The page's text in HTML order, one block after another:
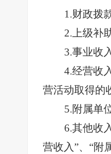
1.财政拨
2.上级补
3.事业收
4.经营收
营活动取得的
5.附属单
6.其他收
营收入”、“附